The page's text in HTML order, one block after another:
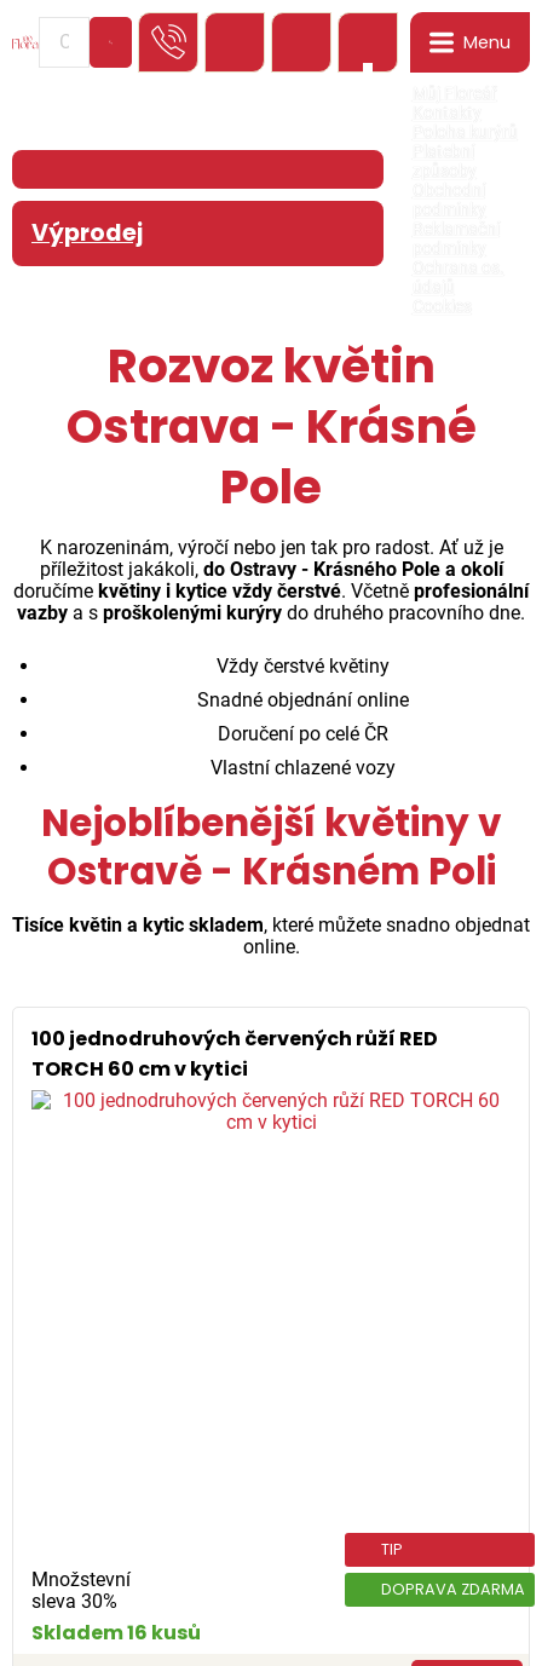
Menu
Výprodej
Rozvoz květin
Ostrava - Krásné
Pole
K narozeninám, výročí nebo jen tak pro radost. Ať už je
příležitost jakákoli, do Ostravy - Krásného Pole a okolí
doručíme květiny i kytice vždy čerstvé. Včetně profesionální
vazby a s proškolenými kurýry do druhého pracovního dne.
Vždy čerstvé květiny
Snadné objednání online
Doručení po celé ČR
Vlastní chlazené vozy
Nejoblíbenější květiny v
Ostravě - Krásném Poli
Tisíce květin a kytic skladem, které můžete snadno objednat
online.
100 jednodruhových červených růží RED
TORCH 60 cm v kytici
Množstevní
sleva 30%
TIP
DOPRAVA ZDARMA
Skladem 16 kusů